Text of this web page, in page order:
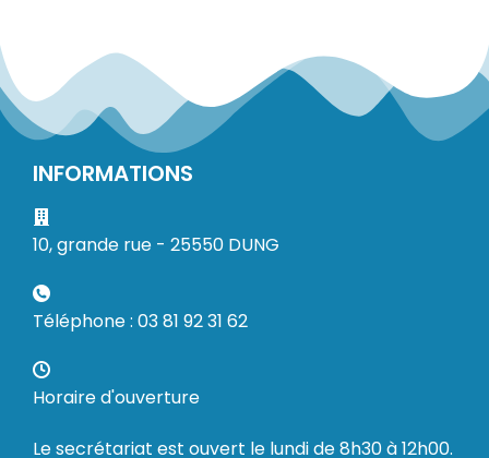
INFORMATIONS
10, grande rue - 25550 DUNG
Téléphone : 03 81 92 31 62
Horaire d'ouverture
Le secrétariat est ouvert le lundi de 8h30 à 12h00.